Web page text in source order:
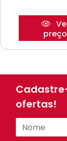
preço
ofertas!